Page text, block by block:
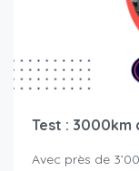
Test : 3000km
Avec près de